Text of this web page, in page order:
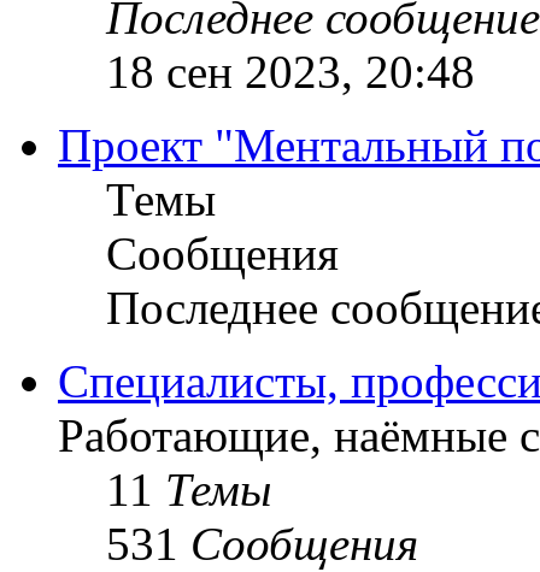
Последнее сообщение
18 сен 2023, 20:48
Проект "Ментальный
Темы
Сообщения
Последнее
Специалисты,
Работающие, наёмные
11 Темы
531 Сообщения